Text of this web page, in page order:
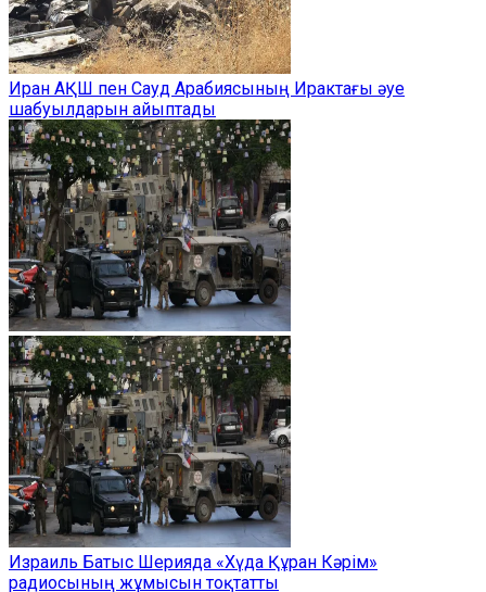
Иран АҚШ пен Сауд Арабиясының Ирактағы әуе
шабуылдарын айыптады
Израиль Батыс Шерияда «Хүда Құран Кәрім»
радиосының жұмысын тоқтатты